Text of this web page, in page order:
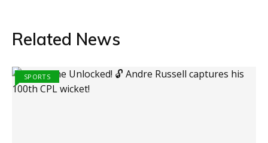
Related News
SPORTS